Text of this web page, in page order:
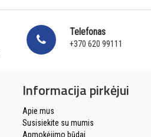
Telefonas
+370 620 99111
Informacija pirkėjui
Apie mus
Susisiekite su mumis
Apmokėjimo būdai